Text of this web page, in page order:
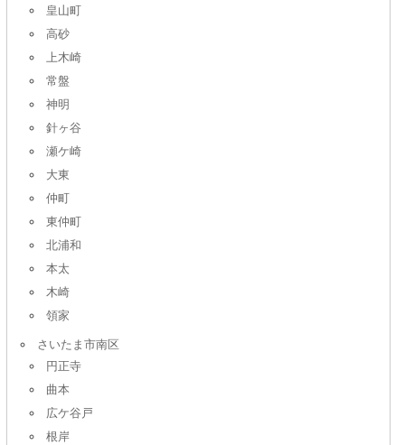
皇山町
高砂
上木崎
常盤
神明
針ヶ谷
瀬ケ崎
大東
仲町
東仲町
北浦和
本太
木崎
領家
さいたま市南区
円正寺
曲本
広ケ谷戸
根岸